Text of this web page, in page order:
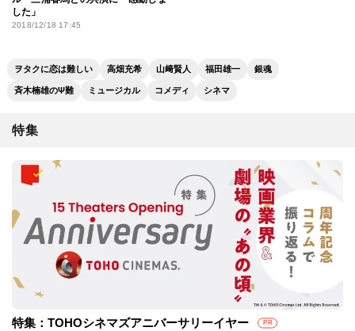
した」
2018/12/18 17:45
ヲタクに恋は難しい 高畑充希 山﨑賢人 福田雄一 銀魂
斉木楠雄のΨ難 ミュージカル コメディ シネマ
特集
特集：TOHOシネマズアニバーサリーイヤー PR